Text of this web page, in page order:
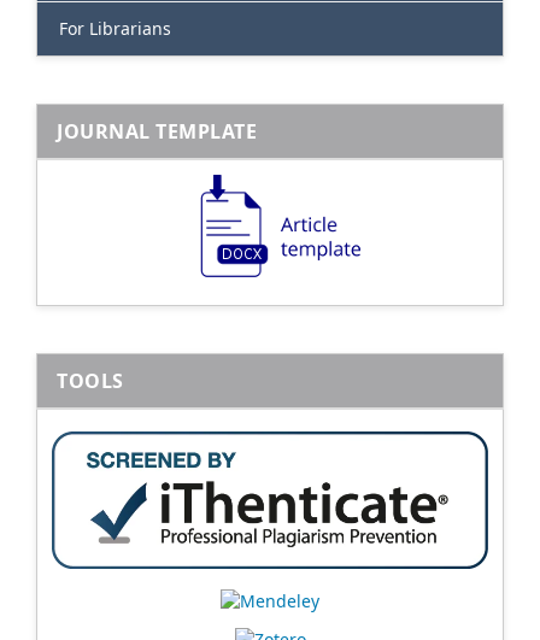
For Librarians
JOURNAL TEMPLATE
TOOLS